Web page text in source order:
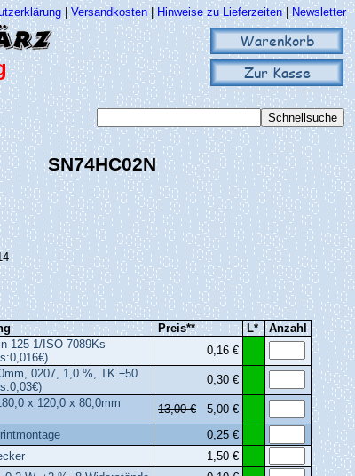
| Versandkosten| Hinweise zu Lieferzeiten|Newsletter
Warenkorb
Zur Kasse
SN74HC02N
Preis** L*
Anzahl
125-1/ISO 7089Ks
0,16 €
0207, 1,0 %, TK ±50
0,30 €
x 120,0 x 80,0mm
13,00 € 5,00 €
0,25 €
1,50 €